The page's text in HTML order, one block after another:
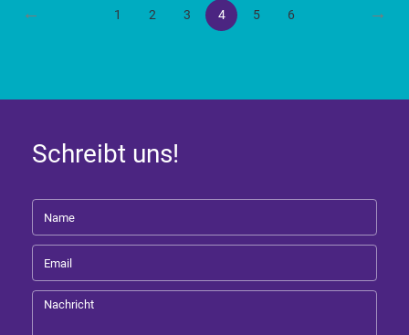
← 1 2 3 4 5 6 →
Schreibt uns!